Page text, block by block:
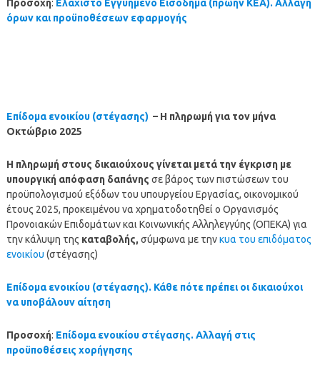
Προσοχή: Ελάχιστο Εγγυημένο Εισόδημα (πρώην ΚΕΑ). Αλλαγή
όρων και προϋποθέσεων εφαρμογής
Επίδομα ενοικίου (στέγασης) – Η πληρωμή για τονμήνα
Οκτώβριο 2025
Η πληρωμή στους δικαιούχους γίνεται μετά την έγκριση με
υπουργική απόφαση δαπάνης σε βάρος των πιστώσεων του
προϋπολογισμού εξόδων του υπουργείου Εργασίας, οικονομικού
έτους 2025, προκειμένου να χρηματοδοτηθεί ο Οργανισμός
Προνοιακών Επιδομάτων και Κοινωνικής Αλληλεγγύης (ΟΠΕΚΑ) για
την κάλυψη της καταβολής, σύμφωνα με τηνκυα του επιδόματος
ενοικίου (στέγασης)
Επίδομα ενοικίου (στέγασης). Κάθε πότε πρέπει οι δικαιούχοι
να υποβάλουν αίτηση
Προσοχή: Επίδομα ενοικίου στέγασης. Αλλαγή στις
προϋποθέσεις χορήγησης